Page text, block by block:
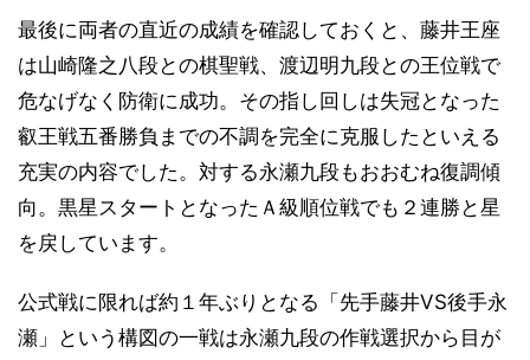
最後に両者の直近の成績を確認しておくと、藤井王座
は山崎隆之八段との棋聖戦、渡辺明九段との王位戦で
危なげなく防衛に成功。その指し回しは失冠となった
叡王戦五番勝負までの不調を完全に克服したといえる
充実の内容でした。対する永瀬九段もおおむね復調傾
向。黒星スタートとなったＡ級順位戦でも２連勝と星
を戻しています。
公式戦に限れば約１年ぶりとなる「先手藤井VS後手永
瀬」という構図の一戦は永瀬九段の作戦選択から目が